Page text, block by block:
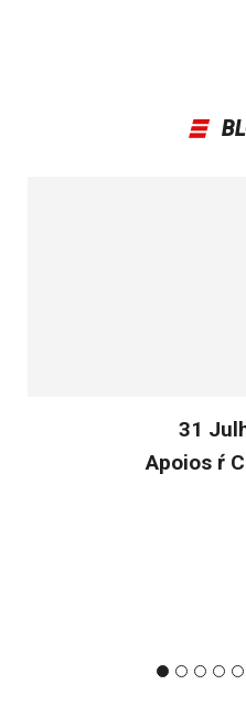
31
Apoios ŕ